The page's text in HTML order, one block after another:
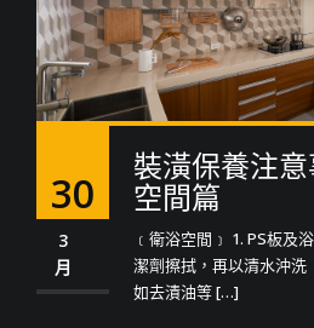
30
3
月
裝潢保養注
空間篇
﹝衛浴空間﹞ 1. PS板及
潔劑擦拭，再以清水沖洗
如去漬油等 […]